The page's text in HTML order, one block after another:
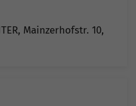
Mainzerhofstr. 10,